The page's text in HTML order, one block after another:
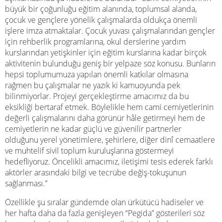
büyük bir çoğunluğu eğitim alanında, toplumsal alanda,
çocuk ve gençlere yönelik çalışmalarda oldukça önemli
işlere imza atmaktalar. Çocuk yuvası çalışmalarından gençler
için rehberlik programlarına, okul derslerine yardım
kurslarından yetişkinler için eğitim kurslarına kadar birçok
aktivitenin bulunduğu geniş bir yelpaze söz konusu. Bunların
hepsi toplumumuza yapılan önemli katkılar olmasına
rağmen bu çalışmalar ne yazık ki kamuoyunda pek
bilinmiyorlar. Projeyi gerçekleştirme amacımız da bu
eksikliği bertaraf etmek. Böylelikle hem cami cemiyetlerinin
değerli çalışmalarını daha görünür hâle getirmeyi hem de
cemiyetlerin ne kadar güçlü ve güvenilir partnerler
olduğunu yerel yönetimlere, şehirlere, diğer dinî cemaatlere
ve muhtelif sivil toplum kuruluşlarına göstermeyi
hedefliyoruz. Öncelikli amacımız, iletişimi tesis ederek farklı
aktörler arasındaki bilgi ve tecrübe değiş-tokuşunun
sağlanması.”
Özellikle şu sıralar gündemde olan ürkütücü hadiseler ve
her hafta daha da fazla genişleyen “Pegida” gösterileri söz